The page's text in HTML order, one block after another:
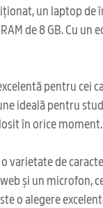
un laptop
de 8 GB. Cu un
pentru
ideală pentru
în orice moment.
varietate de
și un
o alegere